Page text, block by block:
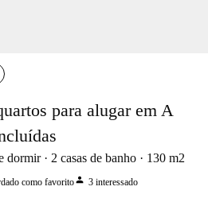
para alugar em A
dormir 2 casas de banho 130 m2
como favoritoperson 3 interessado